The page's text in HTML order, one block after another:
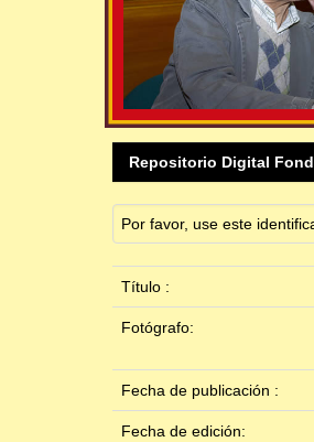
Repositorio Digital
Por favor, use este
Título :
Fotógrafo:
Fecha de publicación :
Fecha de edición: